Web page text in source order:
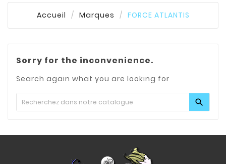
Accueil Marques FORCE ATLANTIS
Sorry for the inconvenience.
Search again what you are looking for
